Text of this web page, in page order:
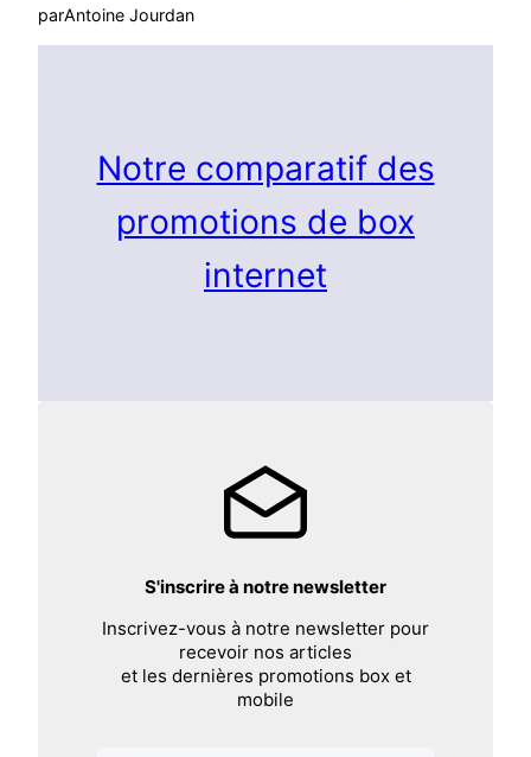
parAntoine Jourdan
Notre comparatif des
promotions de box
internet
S'inscrire à notre newsletter
Inscrivez-vous à notre newsletter pour
recevoir nos articles
et les dernières promotions box et
mobile